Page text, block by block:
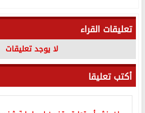
تعليقات القراء
لا يوجد تعليقات
أكتب تعليقا